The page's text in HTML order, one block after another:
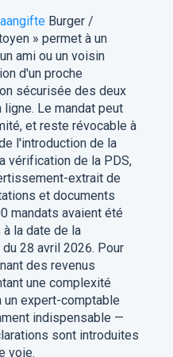
Burger /
» permet à un
ami ou un voisin
d'un proche
sécurisée des deux
Le mandat peut
et reste révocable à
l'introduction de la
vérification de la PDS,
extrait de
et documents
mandats avaient été
la date de la
28 avril 2026. Pour
des revenus
une complexité
un expert-comptable
indispensable —
sont introduites
voie.